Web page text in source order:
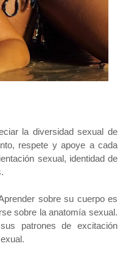
la diversidad sexual de
respete y apoye a cada
sexual, identidad de
sobre su cuerpo es
sobre la anatomía sexual.
patrones de excitación